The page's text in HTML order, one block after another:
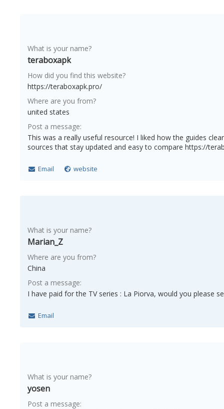
What is your name?
teraboxapk
How did you find this website?
https://teraboxapk.pro/
Where are you from?
united states
Post a message:
This was a really useful resource! I liked how the guides
sources that stay updated and easy to compare https://
Email website
What is your name?
Marian_Z
Where are you from?
China
Post a message:
I have paid for the TV series : La Piorva, would you please
Email
What is your name?
yosen
Post a message: